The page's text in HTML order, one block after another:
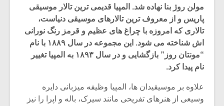
مولن روژ بنا نهاده شد. المپیا قدیمی ترین تالار موسیقی
پاریس و از معروف ترین تالارهای موسیقی دنیاست،
تالاری که امروزه با چراغ های عظیم و قرمز رنگ نورانی
اش شناخته می شود. این مجموعه در سال ۱۸۸۹ با نام
“مونتان روز” بازگشایی و در سال ۱۸۹۳ به المپیا تغییر
نام پیدا کرد.
علاوه بر موسیقیدان ها، المپیا وظیفه میزبانی دایره
وسیعی از هنرهای تفریحی مانند سیرک، باله و اپرا را نیز